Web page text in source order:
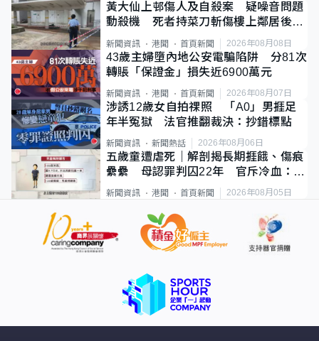
黃大仙上邨傷人及自殺案 疑噪音問題
動殺機 死者持菜刀斬傷樓上鄰居後墮
新聞資訊 港聞 首頁新聞 2026年08月08日
43歲主婦墮內地公安電騙陷阱 分81次
轉賬「保證金」損失近6900萬元
新聞資訊 港聞 首頁新聞 2026年08月07日
涉誘12歲女自拍祼照 「A0」男捱足
年半冤獄 法官推翻裁決：抄錯標點
新聞資訊 新聞熱話 2026年08月06日
五歲童遭虐死｜解剖揭長期捱餓、傷痕
纍纍 母認罪判囚22年 官斥冷血：同
類案最惡劣
新聞資訊 港聞 首頁新聞 2026年08月05日